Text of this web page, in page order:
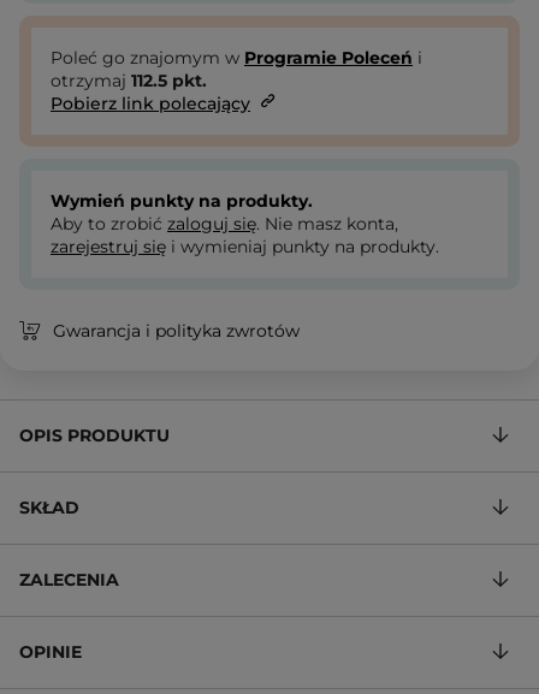
Poleć go znajomym w Programie Poleceń i
otrzymaj 112.5 pkt.
Pobierz link polecający
Wymień punkty na produkty.
Aby to zrobić zaloguj się. Nie masz konta,
zarejestruj się i wymieniaj punkty na produkty.
Gwarancja i polityka zwrotów
OPIS PRODUKTU
SKŁAD
ZALECENIA
OPINIE